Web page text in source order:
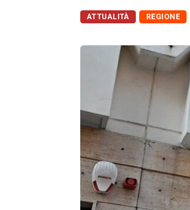
ATTUALITÀ REGIONE